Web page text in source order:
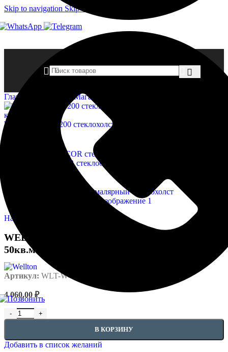
Skip to navigation Skip to main content
Главная страница Магазин
Wellton Fliz WP 200 стеклохолст малярный грунтованный 25
WELLTON DECOR стеклообои под покраску 12,5 кв.м.
Диапазон
цен:
790,00 ₽
Нажмите, чтобы увеличить
WELLTON малярный стеклохолст W45
50кв.м.
Артикул: WLT-W45
4 060,00 ₽
Количество товара WELLTON малярный стеклохолст W45
В КОРЗИНУ
Добавить в список желаний